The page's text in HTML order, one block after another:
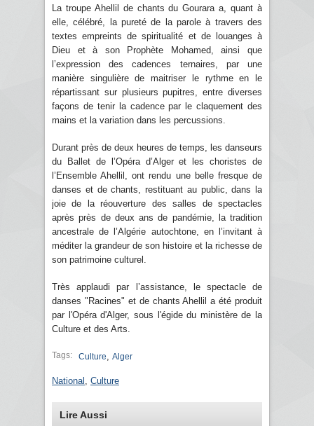
La troupe Ahellil de chants du Gourara a, quant à
elle, célébré, la pureté de la parole à travers des
textes empreints de spiritualité et de louanges à
Dieu et à son Prophète Mohamed, ainsi que
l’expression des cadences ternaires, par une
manière singulière de maitriser le rythme en le
répartissant sur plusieurs pupitres, entre diverses
façons de tenir la cadence par le claquement des
mains et la variation dans les percussions.
Durant près de deux heures de temps, les danseurs
du Ballet de l’Opéra d’Alger et les choristes de
l’Ensemble Ahellil, ont rendu une belle fresque de
danses et de chants, restituant au public, dans la
joie de la réouverture des salles de spectacles
après près de deux ans de pandémie, la tradition
ancestrale de l’Algérie autochtone, en l’invitant à
méditer la grandeur de son histoire et la richesse de
son patrimoine culturel.
Très applaudi par l’assistance, le spectacle de
danses "Racines" et de chants Ahellil a été produit
par l'Opéra d'Alger, sous l'égide du ministère de la
Culture et des Arts.
Tags: Culture Alger
National Culture
Lire Aussi